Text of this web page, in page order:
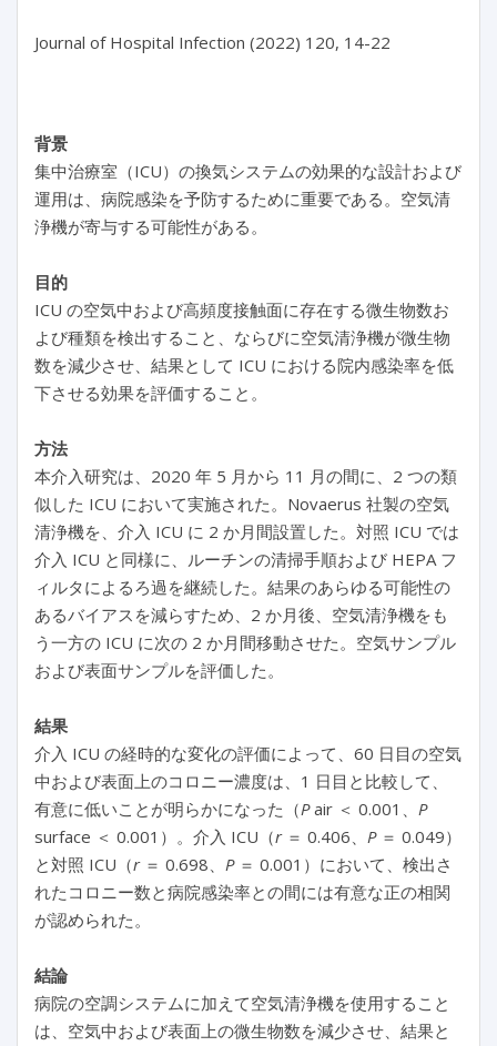
Journal of Hospital Infection (2022) 120, 14-22
背景
集中治療室（ICU）の換気システムの効果的な設計および
運用は、病院感染を予防するために重要である。空気清
浄機が寄与する可能性がある。
目的
ICU の空気中および高頻度接触面に存在する微生物数お
よび種類を検出すること、ならびに空気清浄機が微生物
数を減少させ、結果として ICU における院内感染率を低
下させる効果を評価すること。
方法
本介入研究は、2020 年 5 月から 11 月の間に、2 つの類
似した ICU において実施された。Novaerus 社製の空気
清浄機を、介入 ICU に 2 か月間設置した。対照 ICU では
介入 ICU と同様に、ルーチンの清掃手順および HEPA フ
ィルタによるろ過を継続した。結果のあらゆる可能性の
あるバイアスを減らすため、2 か月後、空気清浄機をも
う一方の ICU に次の 2 か月間移動させた。空気サンプル
および表面サンプルを評価した。
結果
介入 ICU の経時的な変化の評価によって、60 日目の空気
中および表面上のコロニー濃度は、1 日目と比較して、
有意に低いことが明らかになった（Pair ＜ 0.001、 P
surface ＜ 0.001）。介入 ICU（r＝ 0.406、 P＝ 0.049）
と対照 ICU（r＝ 0.698、 P＝ 0.001）において、検出さ
れたコロニー数と病院感染率との間には有意な正の相関
が認められた。
結論
病院の空調システムに加えて空気清浄機を使用すること
は、空気中および表面上の微生物数を減少させ、結果と